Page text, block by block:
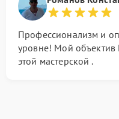
Профессионализм и
уровне! Мой
этой мастерской .